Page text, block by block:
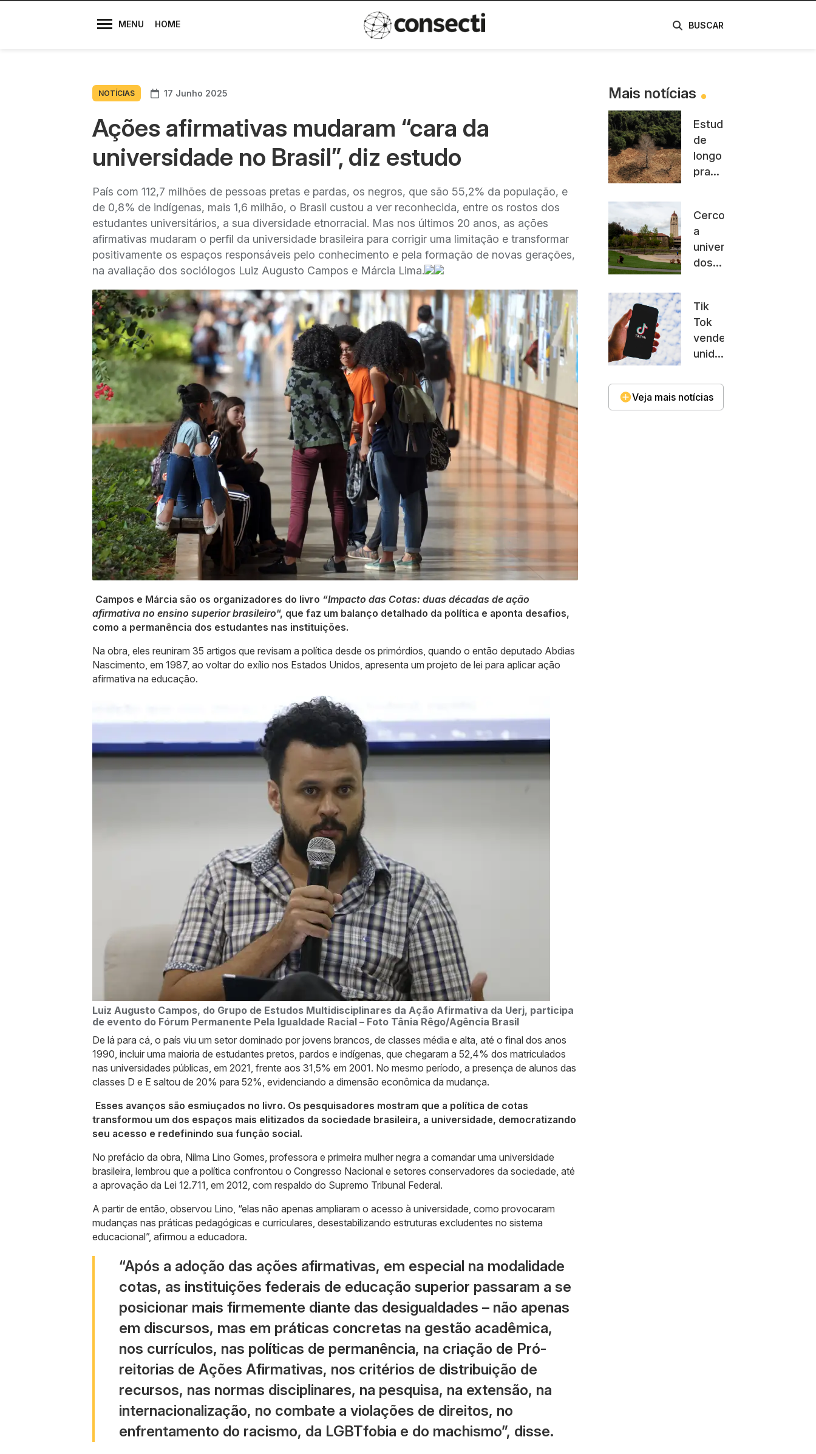
MENU HOME BUSCAR
Diretores
Política de privacidade
NOTÍCIAS 17 Junho 2025
Ações afirmativas mudaram “cara da
universidade no Brasil”, diz estudo
País com 112,7 milhões de pessoas pretas e pardas, os negros, que são 55,2% da população, e
de 0,8% de indígenas, mais 1,6 milhão, o Brasil custou a ver reconhecida, entre os rostos dos
estudantes universitários, a sua diversidade etnorracial. Mas nos últimos 20 anos, as ações
afirmativas mudaram o perfil da universidade brasileira para corrigir uma limitação e transformar
positivamente os espaços responsáveis pelo conhecimento e pela formação de novas gerações,
na avaliação dos sociólogos Luiz Augusto Campos e Márcia Lima.
Campos e Márcia são os organizadores do livro “Impacto das Cotas: duas décadas de ação
afirmativa no ensino superior brasileiro“, que faz um balanço detalhado da política e aponta desafios,
como a permanência dos estudantes nas instituições.
Na obra, eles reuniram 35 artigos que revisam a política desde os primórdios, quando o então deputado Abdias
Nascimento, em 1987, ao voltar do exílio nos Estados Unidos, apresenta um projeto de lei para aplicar ação
afirmativa na educação.
Luiz Augusto Campos, do Grupo de Estudos Multidisciplinares da Ação Afirmativa da Uerj, participa
de evento do Fórum Permanente Pela Igualdade Racial – Foto Tânia Rêgo/Agência Brasil
De lá para cá, o país viu um setor dominado por jovens brancos, de classes média e alta, até o final dos anos
1990, incluir uma maioria de estudantes pretos, pardos e indígenas, que chegaram a 52,4% dos matriculados
nas universidades públicas, em 2021, frente aos 31,5% em 2001. No mesmo período, a presença de alunos das
classes D e E saltou de 20% para 52%, evidenciando a dimensão econômica da mudança.
Esses avanços são esmiuçados no livro. Os pesquisadores mostram que a política de cotas
transformou um dos espaços mais elitizados da sociedade brasileira, a universidade, democratizando
seu acesso e redefinindo sua função social.
No prefácio da obra, Nilma Lino Gomes, professora e primeira mulher negra a comandar uma universidade
brasileira, lembrou que a política confrontou o Congresso Nacional e setores conservadores da sociedade, até
a aprovação da Lei 12.711, em 2012, com respaldo do Supremo Tribunal Federal.
A partir de então, observou Lino, “elas não apenas ampliaram o acesso à universidade, como provocaram
mudanças nas práticas pedagógicas e curriculares, desestabilizando estruturas excludentes no sistema
educacional”, afirmou a educadora.
“Após a adoção das ações afirmativas, em especial na modalidade
cotas, as instituições federais de educação superior passaram a se
posicionar mais firmemente diante das desigualdades – não apenas
em discursos, mas em práticas concretas na gestão acadêmica,
nos currículos, nas políticas de permanência, na criação de Pró-
reitorias de Ações Afirmativas, nos critérios de distribuição de
recursos, nas normas disciplinares, na pesquisa, na extensão, na
internacionalização, no combate a violações de direitos, no
enfrentamento do racismo, da LGBTfobia e do machismo”, disse.
Mais notícias
Estudo
de
longo
prazo
descarta
teoria
de
savanização
Cerco
a
universidades
dos
receio
a
pesquisadores
brasileiros
Tik
Tok
vende
unidade
EUA
para
Veja mais notícias